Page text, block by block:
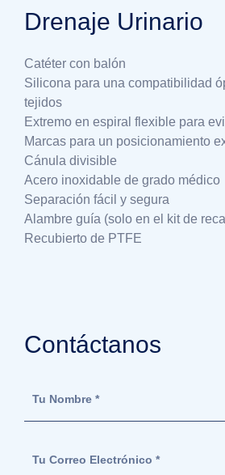
Drenaje Urinario
Catéter con balón
Silicona para una compatibilidad
tejidos
Extremo en espiral flexible para
Marcas para un posicionamiento
Cánula divisible
Acero inoxidable de grado médico
Separación fácil y segura
Alambre guía (solo en el kit de
Recubierto de PTFE
Contáctanos